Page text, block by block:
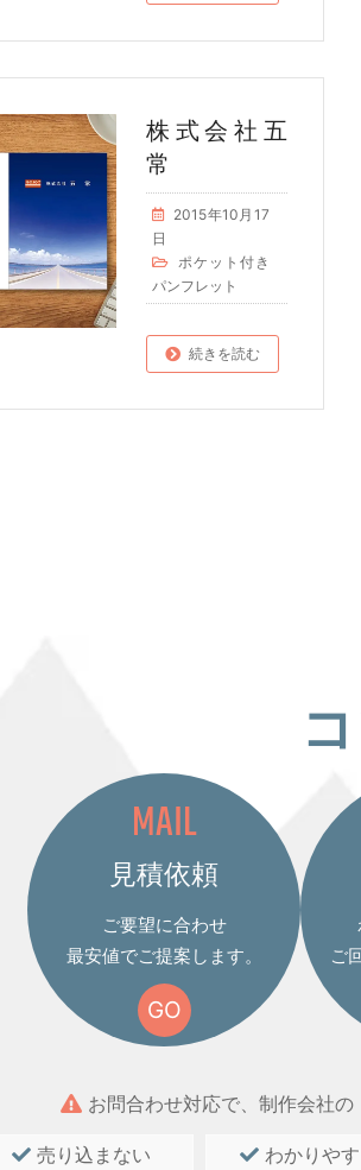
株式会社五
常
2015年10月17
日
ポケット付き
パンフレット
続きを読む
MAIL
見積依頼
ご要望に合わせ
最安値でご提案します。
GO
ご
お問合わせ対応で、制作会社の
売り込まない わかりや